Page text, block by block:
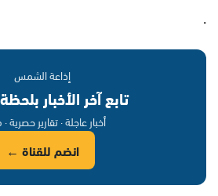
.
إذاعة الشمس
تابع آخر الأخبار
أخبار عاجلة · تقارير حصرية
انضم للقناة ←